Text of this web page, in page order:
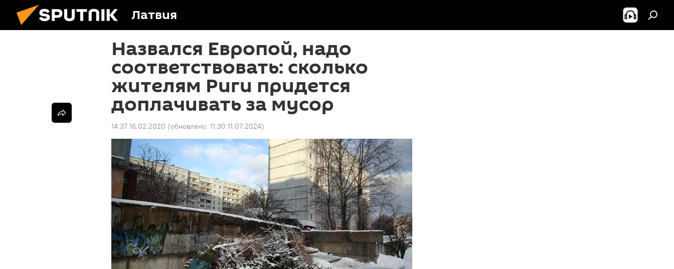
Латвия
Назвался Европой, надо
соответствовать: сколько
жителям Риги придется
доплачивать за мусор
14:37 16.02.2020 (обновлено: 11:30 11.07.2024)